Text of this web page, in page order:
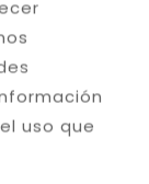
estética y
texturas
uso que